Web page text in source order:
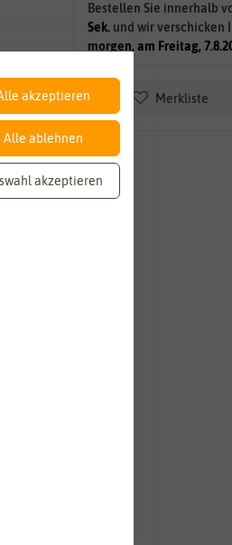
Bestellen Sie innerhalb
Sek.und wir verschicken
morgen, am Freitag,
Merkliste
akzeptieren
Alle ablehnen
akzeptieren